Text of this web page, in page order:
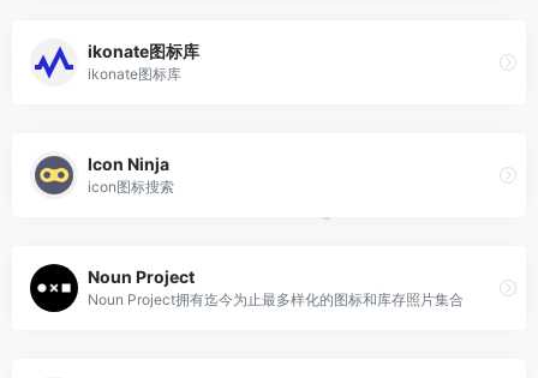
ikonate图标库
ikonate图标库
Icon Ninja
icon图标搜索
Noun Project
Noun Project拥有迄今为止最多样化的图标和库存照片集合